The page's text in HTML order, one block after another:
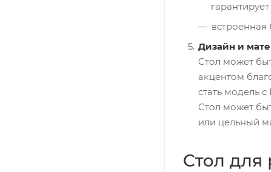
Дизайн и
Стол может
акцентом
стать модель
Стол может
или цельный
Стол для